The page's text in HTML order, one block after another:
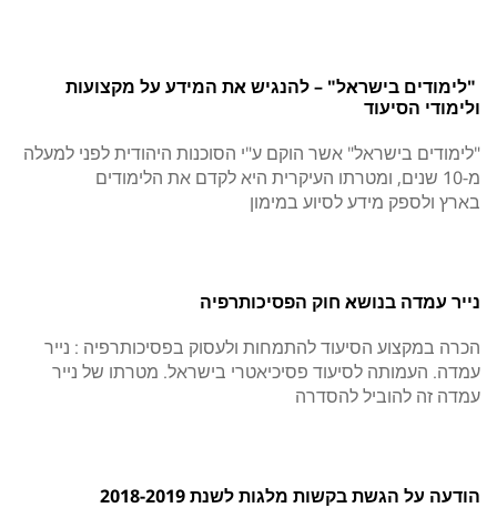
"לימודים בישראל" – להנגיש את המידע על מקצועות
ולימודי הסיעוד
"לימודים בישראל" אשר הוקם ע"י הסוכנות היהודית לפני למעלה
מ-10 שנים, ומטרתו העיקרית היא לקדם את הלימודים
בארץ ולספק מידע לסיוע במימון
נייר עמדה בנושא חוק הפסיכותרפיה
הכרה במקצוע הסיעוד להתמחות ולעסוק בפסיכותרפיה : נייר
עמדה. העמותה לסיעוד פסיכיאטרי בישראל. מטרתו של נייר
עמדה זה להוביל להסדרה
הודעה על הגשת בקשות מלגות לשנת 2018-2019